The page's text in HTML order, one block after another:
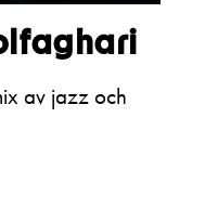
av jazz och